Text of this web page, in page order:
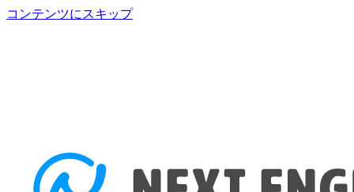
コンテンツにスキップ